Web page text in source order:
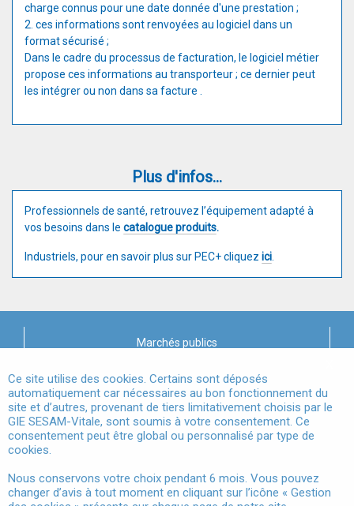
charge connus pour une date donnée d'une prestation ;
2. ces informations sont renvoyées au logiciel dans un
format sécurisé ;
Dans le cadre du processus de facturation, le logiciel métier
propose ces informations au transporteur ; ce dernier peut
les intégrer ou non dans sa facture .
Plus d'infos...
Professionnels de santé, retrouvez l’équipement adapté à
vos besoins dans le catalogue produits.
Industriels, pour en savoir plus sur PEC+ cliquez ici.
Marchés publics
Mentions légales
Conditions Générales d'Utilisation
Données à Caractère Personnel
Accessibilité
Ce site utilise des cookies. Certains sont déposés
automatiquement car nécessaires au bon fonctionnement du
site et d’autres, provenant de tiers limitativement choisis par le
GIE SESAM-Vitale, sont soumis à votre consentement. Ce
consentement peut être global ou personnalisé par type de
cookies.
Nous conservons votre choix pendant 6 mois. Vous pouvez
changer d’avis à tout moment en cliquant sur l’icône « Gestion